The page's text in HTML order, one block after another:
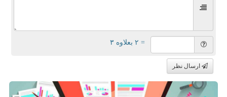
= ۲ بعلاوه ۳
ارسال نظر